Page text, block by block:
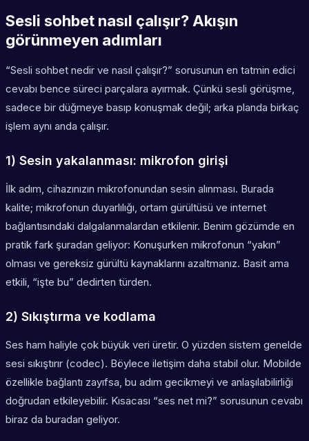
Sesli sohbet nasıl çalışır? Akışın
görünmeyen adımları
“Sesli sohbet nedir ve nasıl çalışır?” sorusunun en tatmin edici
cevabı bence süreci parçalara ayırmak. Çünkü sesli görüşme,
sadece bir düğmeye basıp konuşmak değil; arka planda birkaç
işlem aynı anda çalışır.
1) Sesin yakalanması: mikrofon girişi
İlk adım, cihazınızın mikrofonundan sesin alınması. Burada
kalite; mikrofonun duyarlılığı, ortam gürültüsü ve internet
bağlantısındaki dalgalanmalardan etkilenir. Benim gözümde en
pratik fark şuradan geliyor: Konuşurken mikrofonun “yakın”
olması ve gereksiz gürültü kaynaklarını azaltmanız. Basit ama
etkili, “işte bu” dedirten türden.
2) Sıkıştırma ve kodlama
Ses ham haliyle çok büyük veri üretir. O yüzden sistem genelde
sesi sıkıştırır (codec). Böylece iletişim daha stabil olur. Mobilde
özellikle bağlantı zayıfsa, bu adım gecikmeyi ve anlaşılabilirliği
doğrudan etkileyebilir. Kısacası “ses net mi?” sorusunun cevabı
biraz da buradan geliyor.